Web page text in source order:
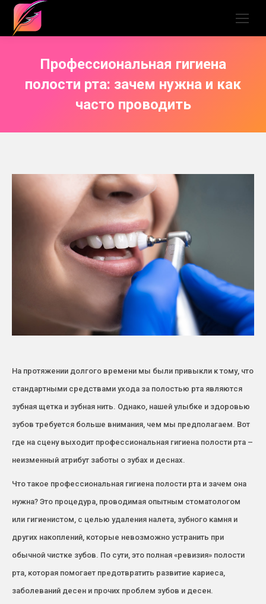
Профессиональная гигиена
полости рта: зачем нужна и как
часто проводить
На протяжении долгого времени мы были привыкли к тому, что
стандартными средствами ухода за полостью рта являются
зубная щетка и зубная нить. Однако, нашей улыбке и здоровью
зубов требуется больше внимания, чем мы предполагаем. Вот
где на сцену выходит профессиональная гигиена полости рта –
неизменный атрибут заботы о зубах и деснах.
Что такое профессиональная гигиена полости рта и зачем она
нужна? Это процедура, проводимая опытным стоматологом
или гигиенистом, с целью удаления налета, зубного камня и
других накоплений, которые невозможно устранить при
обычной чистке зубов. По сути, это полная «ревизия» полости
рта, которая помогает предотвратить развитие кариеса,
заболеваний десен и прочих проблем зубов и десен.